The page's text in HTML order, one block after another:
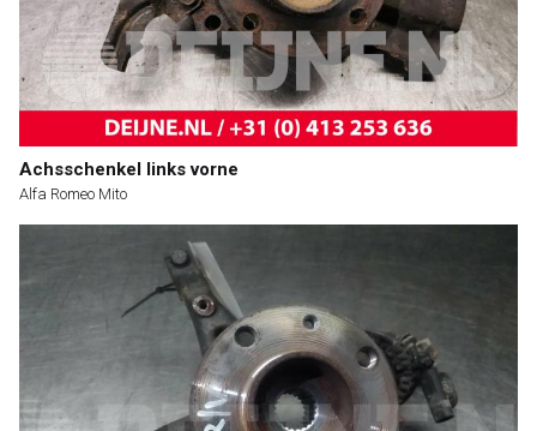
Achsschenkel links vorne
Alfa Romeo Mito